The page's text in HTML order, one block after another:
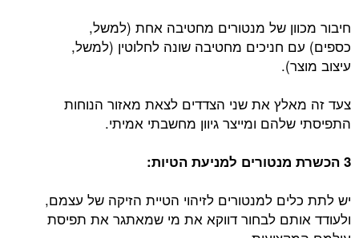
חיבור מכוון של מנטורים מחטיבה אחת (למשל,
כספים) עם חניכים מחטיבה שונה לחלוטין (למשל,
עיצוב מוצר).
צעד זה מאלץ את שני הצדדים לצאת מאזור הנוחות
התפיסתי שלהם ומייצר גיוון מחשבתי אמיתי.
3 הכשרת מנטורים למניעת הטיות:
יש לתת כלים למנטורים לזיהוי הטיית הזיקה של עצמם,
ולעודד אותם לבחור דווקא את מי שמאתגר את תפיסת